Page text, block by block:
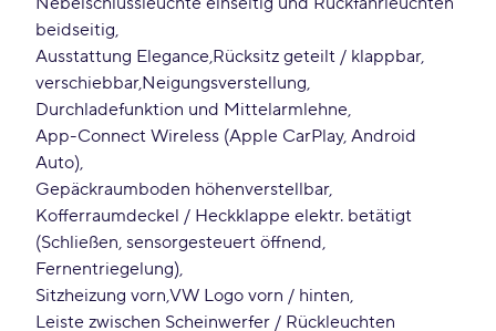
beidseitig
Ausstattung Elegance Rücksitz geteilt / klappbar
verschiebbar Neigungsverstellung
Durchladefunktion und Mittelarmlehne
App-Connect Wireless (Apple CarPlay, Android
Auto)
Gepäckraumboden höhenverstellbar
Kofferraumdeckel / Heckklappe elektr. betätigt
(Schließen, sensorgesteuert öffnend,
Fernentriegelung)
Sitzheizung vorn VW Logo vorn / hinten
Leiste zwischen Scheinwerfer / Rückleuchten